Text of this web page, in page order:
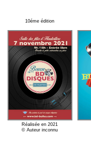
10éme édition
Réalisée en 2021
© Auteur inconnu